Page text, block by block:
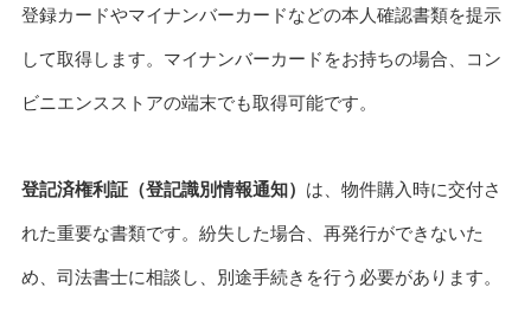
登録カードやマイナンバーカードなどの本人確認書類を提示
して取得します。マイナンバーカードをお持ちの場合、コン
ビニエンスストアの端末でも取得可能です。
登記済権利証（登記識別情報通知） は、物件購入時に交付さ
れた重要な書類です。紛失した場合、再発行ができないた
め、司法書士に相談し、別途手続きを行う必要があります。